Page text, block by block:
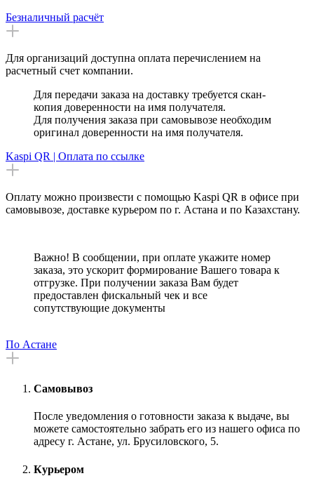
Безналичный расчёт
Для организаций доступна оплата перечислением на
расчетный счет компании.
Для передачи заказа на доставку требуется скан-
копия доверенности на имя получателя.
Для получения заказа при самовывозе необходим
оригинал доверенности на имя получателя.
Kaspi QR | Оплата по ссылке
Оплату можно произвести с помощью Kaspi QR в офисе при
самовывозе, доставке курьером по г. Астана и по Казахстану.
Важно! В сообщении, при оплате укажите номер
заказа, это ускорит формирование Вашего товара к
отгрузке. При получении заказа Вам будет
предоставлен фискальный чек и все
сопутствующие документы
По Астане
Самовывоз
После уведомления о готовности заказа к выдаче, вы
можете самостоятельно забрать его из нашего офиса по
адресу г. Астане, ул. Брусиловского, 5.
Курьером